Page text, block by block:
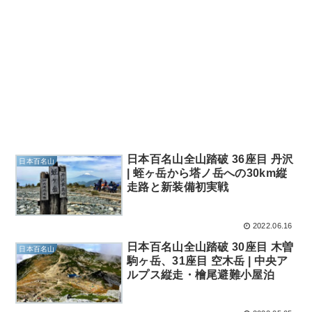
日本百名山
日本百名山全山踏破 36座目 丹沢
| 蛭ヶ岳から塔ノ岳への30km縦
走路と新装備初実戦
2022.06.16
日本百名山
日本百名山全山踏破 30座目 木曽
駒ヶ岳、31座目 空木岳 | 中央ア
ルプス縦走・檜尾避難小屋泊